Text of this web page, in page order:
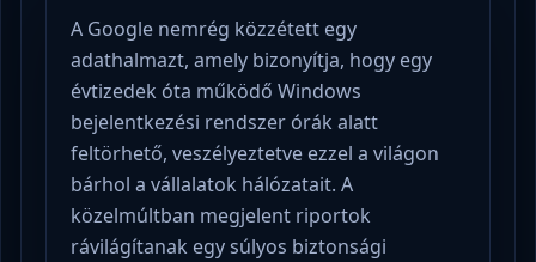
A Google nemrég közzétett egy
adathalmazt, amely bizonyítja, hogy egy
évtizedek óta működő Windows
bejelentkezési rendszer órák alatt
feltörhető, veszélyeztetve ezzel a világon
bárhol a vállalatok hálózatait. A
közelmúltban megjelent riportok
rávilágítanak egy súlyos biztonsági